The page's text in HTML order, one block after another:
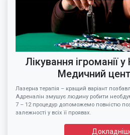
Лікування ігроманії
Медичний
Лазерна терапія – кращий варіант
Адреналін змушує людину робити
7 – 12 процедур допоможемо повністю
залежності у всіх її проявах.